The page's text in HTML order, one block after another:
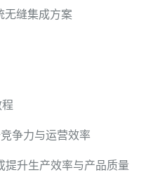
无缝集成方案
争力与运营效率
提升生产效率与产品质量